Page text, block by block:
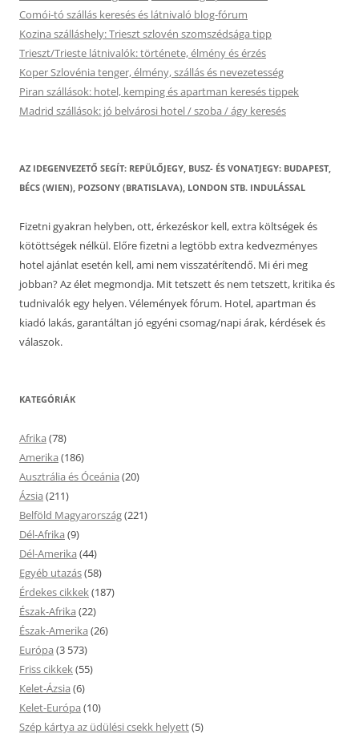
Comói-tó szállás keresés és látnivaló blog-fórum
Kozina szálláshely: Trieszt szlovén szomszédsága tipp
Trieszt/Trieste látnivalók: története, élmény és érzés
Koper Szlovénia tenger, élmény, szállás és nevezetesség
Piran szállások: hotel, kemping és apartman keresés tippek
Madrid szállások: jó belvárosi hotel / szoba / ágy keresés
AZ IDEGENVEZETŐ SEGÍT: REPÜLŐJEGY, BUSZ- ÉS VONATJEGY: BUDAPEST,
BÉCS (WIEN), POZSONY (BRATISLAVA), LONDON STB. INDULÁSSAL
Fizetni gyakran helyben, ott, érkezéskor kell, extra költségek és
kötöttségek nélkül. Előre fizetni a legtöbb extra kedvezményes
hotel ajánlat esetén kell, ami nem visszatérítendő. Mi éri meg
jobban? Az élet megmondja. Mit tetszett és nem tetszett, kritika és
tudnivalók egy helyen. Vélemények fórum. Hotel, apartman és
kiadó lakás, garantáltan jó egyéni csomag/napi árak, kérdések és
válaszok.
KATEGÓRIÁK
Afrika (78)
Amerika (186)
Ausztrália és Óceánia (20)
Ázsia (211)
Belföld Magyarország(221)
Dél-Afrika (9)
Dél-Amerika (44)
Egyéb utazás(58)
Érdekes cikkek(187)
Észak-Afrika (22)
Észak-Amerika (26)
Európa (3 573)
Friss cikkek(55)
Kelet-Ázsia (6)
Kelet-Európa (10)
Szép kártya az üdülési csekk helyett(5)